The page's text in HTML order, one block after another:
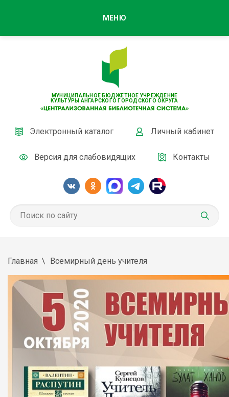
МУНИЦИПАЛЬНОЕ БЮДЖЕТНОЕ УЧРЕЖДЕНИЕ
КУЛЬТУРЫ АНГАРСКОГО ГОРОДСКОГО ОКРУГА
Электронный каталог Личный кабинет
Версия для слабовидящих Контакты
МЕНЮ
Главная Всемирный день учителя